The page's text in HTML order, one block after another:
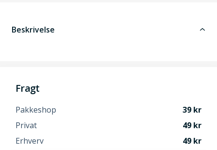
Beskrivelse
Fragt
Pakkeshop
39
Privat
49
Erhverv
49